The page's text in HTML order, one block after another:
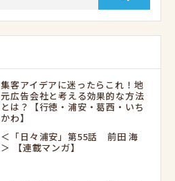
集客アイデアに迷ったらこれ！地
元広告会社と考える効果的な方法
とは？【行徳・浦安・葛西・いち
かわ】
＜「日々浦安」第55話 前田 海
＞ 【連載マンガ】